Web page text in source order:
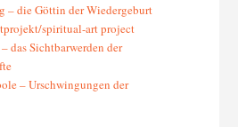
– die Göttin der Wiedergeburt
spiritual-art project
das Sichtbarwerden der
– Urschwingungen der